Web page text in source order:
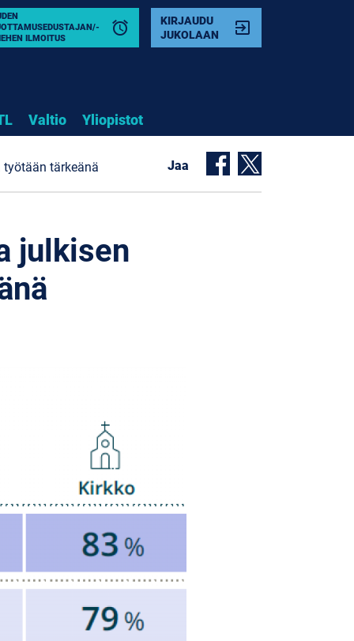
Valtio Yliopistot
ILMOITUS
alarm
KIRJAUDU
JUKOLAAN
exit_to_app
tärkeänä Jaa
julkisen